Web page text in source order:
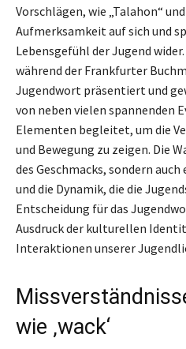
Vorschlägen, wie „Talahon“
Aufmerksamkeit auf sich und
Lebensgefühl der Jugend
während der Frankfurter
Jugendwort präsentiert und
von neben vielen spannenden
Elementen begleitet, um die
und Bewegung zu zeigen. Die
des Geschmacks, sondern
und die Dynamik, die die
Entscheidung für das
Ausdruck der kulturellen
Interaktionen unserer
wie ‚wack‘